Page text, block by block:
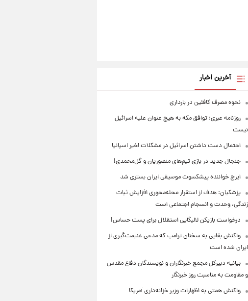
آخرین اخبار
نحوه مصرف کافئین در بارداری
روزنامه عبری: توافق مکه به هیچ عنوان علیه اسرائیل
نیست
احتمال دست داشتن اسرائیل در مشکلات اخیر اسپانیا
جنجال جدید در بازی تیم‌های منصوریان و گل‌محمدی!
ایرج خواننده پیشکسوت موسیقی ایران بستری شد
پزشکیان: هدف از استقرار محله‌محوری افزایش ثبات
زندگی، وحدت و انسجام اجتماعی است
درخواست بازیکن لالیگایی استقلال برای پست حساس!
واکنش بقایی به سخنان ترامپ که مدعی غنیمت‌گیری از
ایران شده است
بیانیه دبیرکل مجمع خبرنگاران و نویسندگان دفاع مقدس
و مقاومت به مناسبت روز خبرنگار
واکنش همتی به اظهارات وزیر خزانه‌داری آمریکا